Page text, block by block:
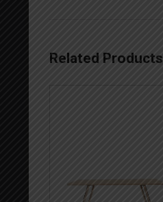
Related Products